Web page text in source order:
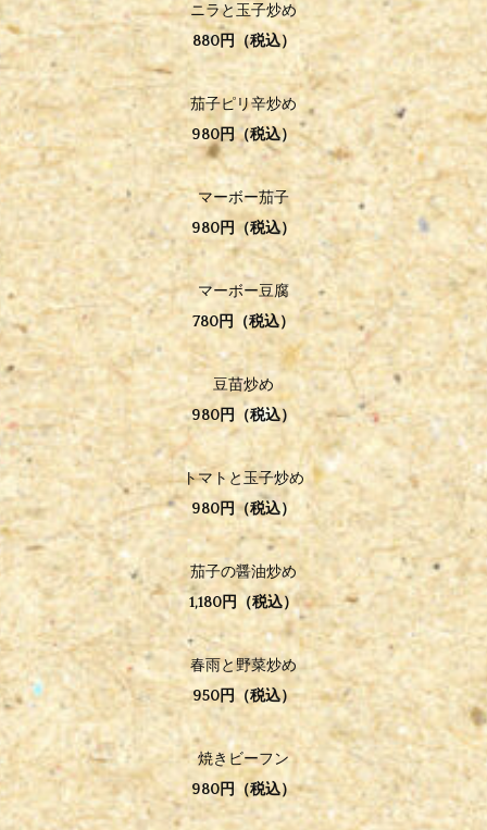
ニラと玉子炒め
880円（税込）
茄子ピリ辛炒め
980円（税込）
マーボー茄子
980円（税込）
マーボー豆腐
780円（税込）
豆苗炒め
980円（税込）
トマトと玉子炒め
980円（税込）
茄子の醤油炒め
1,180円（税込）
春雨と野菜炒め
950円（税込）
焼きビーフン
980円（税込）